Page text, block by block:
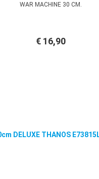
WAR MACHINE 30 CM.
€ 16,90
DELUXE THANOS